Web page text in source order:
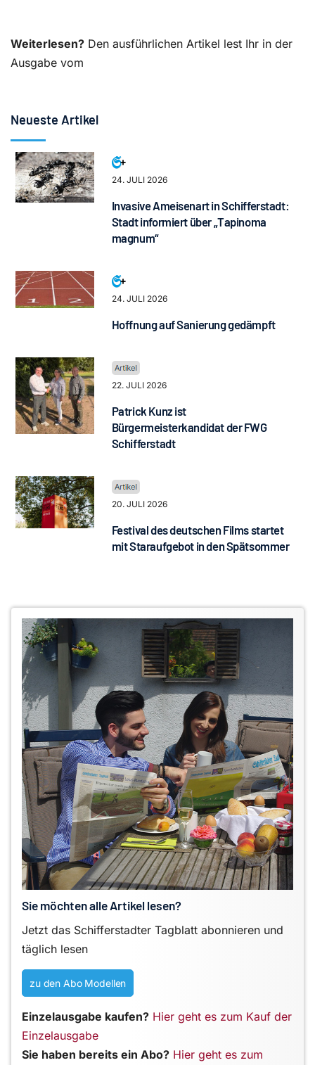
Weiterlesen? Den ausführlichen Artikel lest Ihr in der
Ausgabe vom
Neueste Artikel
24. JULI 2026
Invasive Ameisenart in Schifferstadt:
Stadt informiert über „Tapinoma
magnum“
24. JULI 2026
Hoffnung auf Sanierung gedämpft
22. JULI 2026
Patrick Kunz ist
Bürgermeisterkandidat der FWG
Schifferstadt
20. JULI 2026
Festival des deutschen Films startet
mit Staraufgebot in den Spätsommer
Sie möchten alle Artikel lesen?
Jetzt das Schifferstadter Tagblatt abonnieren und
täglich lesen
zu den Abo Modellen
Einzelausgabe kaufen? Hier geht es zum Kauf der
Einzelausgabe
Sie haben bereits ein Abo? Hier geht es zum